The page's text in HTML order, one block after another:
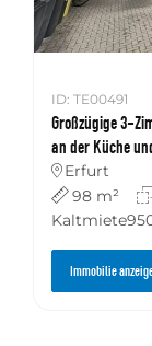
ID: TE00491
Großzügige 3-
an der Küche
Erfurt
98 m²
Kaltmiete
Immobilie